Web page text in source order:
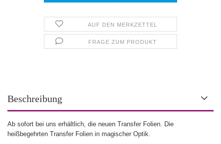
AUF DEN MERKZETTEL
FRAGE ZUM PRODUKT
Beschreibung
Ab sofort bei uns erhältlich, die neuen Transfer Folien. Die
heißbegehrten Transfer Folien in magischer Optik.